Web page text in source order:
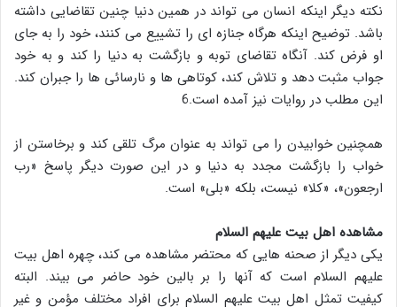
نکته دیگر اینکه انسان می تواند در همین دنیا چنین تقاضایی داشته
باشد. توضیح اینکه هرگاه جنازه ای را تشییع می کنند، خود را به جای
او فرض کند. آنگاه تقاضای توبه و بازگشت به دنیا را کند و به خود
جواب مثبت دهد و تلاش کند، کوتاهی ها و نارسائی ها را جبران کند.
این مطلب در روایات نیز آمده است.6
همچنین خوابیدن را می تواند به عنوان مرگ تلقی کند و برخاستن از
خواب را بازگشت مجدد به دنیا و در این صورت دیگر پاسخ «رب
ارجعون»، «کلا» نیست، بلکه «بلی» است.
مشاهده اهل بیت علیهم السلام
یکی دیگر از صحنه هایی که محتضر مشاهده می کند، چهره اهل بیت
علیهم السلام است که آنها را بر بالین خود حاضر می بیند. البته
کیفیت تمثل اهل بیت علیهم السلام برای افراد مختلف مؤمن و غیر